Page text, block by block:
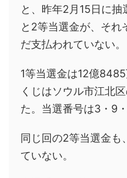
と、昨年2月15日に抽
と2等当選金が、それ
だ支払われていない。
1等当選金は12億
くじはソウル市江北
た。当選番号は3・9
同じ回の2等当選金も
ていない。